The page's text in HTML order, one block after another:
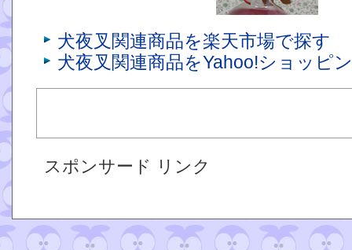
犬夜叉関連商品を楽天市場で探す
犬夜叉関連商品をYahoo!ショッピ
スポンサード リンク